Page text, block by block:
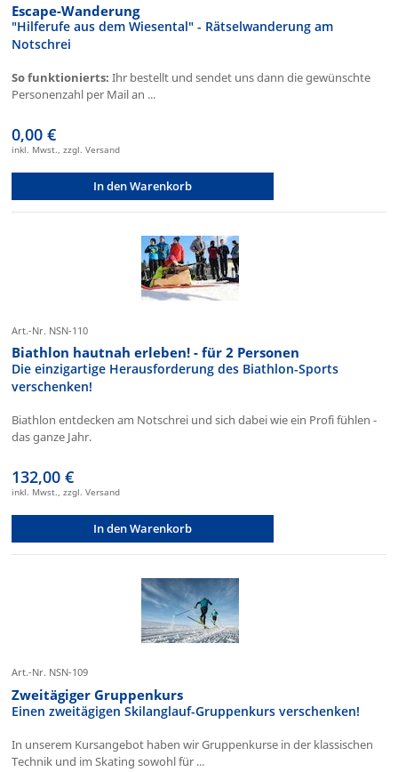
Escape-Wanderung
"Hilferufe aus dem Wiesental" - Rätselwanderung am
Notschrei
So funktionierts: Ihr bestellt und sendet uns dann die gewünschte
Personenzahl per Mail an ...
0,00 €
inkl. Mwst., zzgl. Versand
In den Warenkorb
Art.-Nr. NSN-110
Biathlon hautnah erleben! - für 2 Personen
Die einzigartige Herausforderung des Biathlon-Sports
verschenken!
Biathlon entdecken am Notschrei und sich dabei wie ein Profi fühlen -
das ganze Jahr.
132,00 €
inkl. Mwst., zzgl. Versand
In den Warenkorb
Art.-Nr. NSN-109
Zweitägiger Gruppenkurs
Einen zweitägigen Skilanglauf-Gruppenkurs verschenken!
In unserem Kursangebot haben wir Gruppenkurse in der klassischen
Technik und im Skating sowohl für ...